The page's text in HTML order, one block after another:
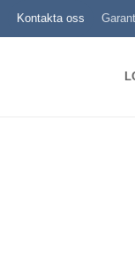
Kontakta oss